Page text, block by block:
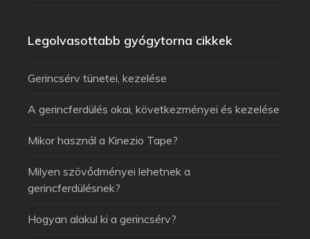
Legolvasottabb gyógytorna cikkek
Gerincsérv tünetei, kezelése
A gerincferdülés okai, következményei és kezelése
Mikor használ a Kinezio Tape?
Milyen szövődményei lehetnek a
gerincferdülésnek?
Hogyan alakul ki a gerincsérv?